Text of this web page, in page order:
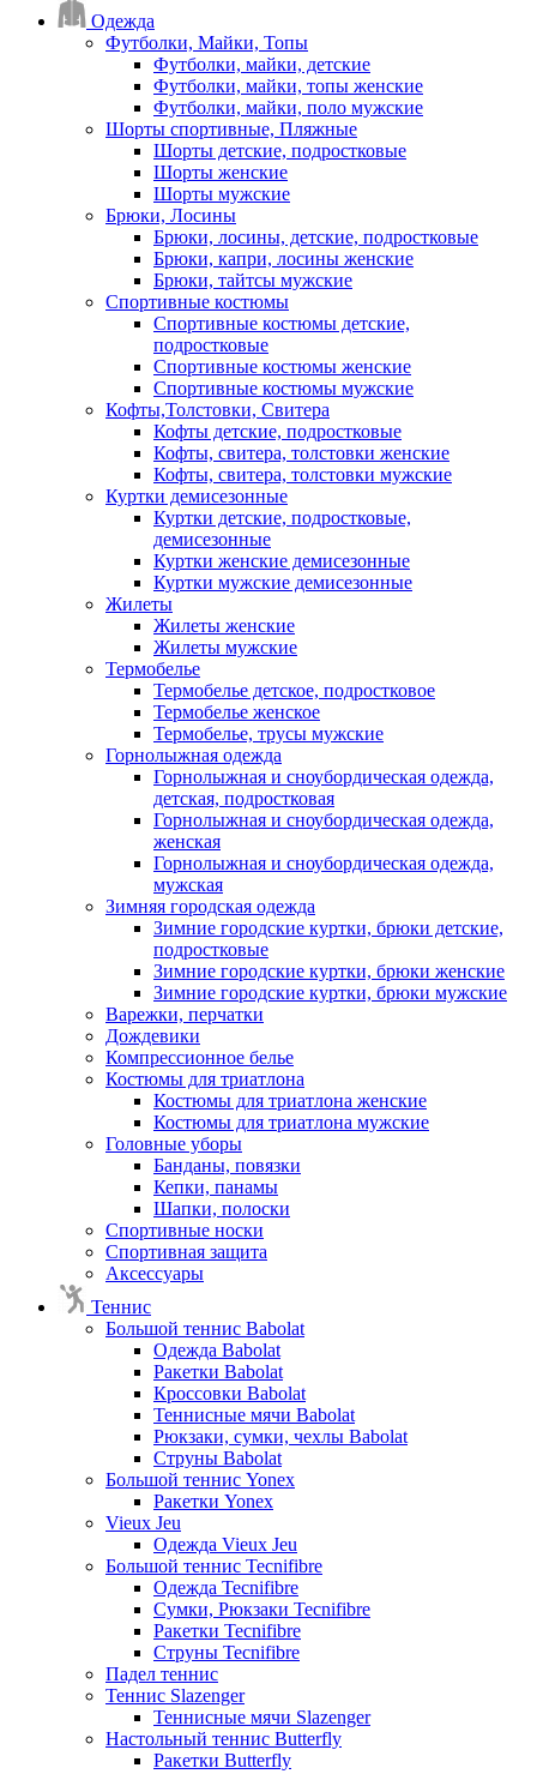
Одежда
Футболки, Майки, Топы
Футболки, майки, детские
Футболки, майки, топы женские
Футболки, майки, поло мужские
Шорты спортивные, Пляжные
Шорты детские, подростковые
Шорты женские
Шорты мужские
Брюки, Лосины
Брюки, лосины, детские, подростковые
Брюки, капри, лосины женские
Брюки, тайтсы мужские
Спортивные костюмы
Спортивные костюмы детские,
подростковые
Спортивные костюмы женские
Спортивные костюмы мужские
Кофты,Толстовки, Свитера
Кофты детские, подростковые
Кофты, свитера, толстовки женские
Кофты, свитера, толстовки мужские
Куртки демисезонные
Куртки детские, подростковые,
демисезонные
Куртки женские демисезонные
Куртки мужские демисезонные
Жилеты
Жилеты женские
Жилеты мужские
Термобелье
Термобелье детское, подростковое
Термобелье женское
Термобелье, трусы мужские
Горнолыжная одежда
Горнолыжная и сноубордическая одежда,
детская, подростковая
Горнолыжная и сноубордическая одежда,
женская
Горнолыжная и сноубордическая одежда,
мужская
Зимняя городская одежда
Зимние городские куртки, брюки детские,
подростковые
Зимние городские куртки, брюки женские
Зимние городские куртки, брюки мужские
Варежки, перчатки
Дождевики
Компрессионное белье
Костюмы для триатлона
Костюмы для триатлона женские
Костюмы для триатлона мужские
Головные уборы
Банданы, повязки
Кепки, панамы
Шапки, полоски
Спортивные носки
Спортивная защита
Аксессуары
Теннис
Большой теннис Babolat
Одежда Babolat
Ракетки Babolat
Кроссовки Babolat
Теннисные мячи Babolat
Рюкзаки, сумки, чехлы Babolat
Струны Babolat
Большой теннис Yonex
Ракетки Yonex
Vieux Jeu
Одежда Vieux Jeu
Большой теннис Tecnifibre
Одежда Tecnifibre
Сумки, Рюкзаки Tecnifibre
Ракетки Tecnifibre
Струны Tecnifibre
Падел теннис
Теннис Slazenger
Теннисные мячи Slazenger
Настольный теннис Butterfly
Ракетки Butterfly